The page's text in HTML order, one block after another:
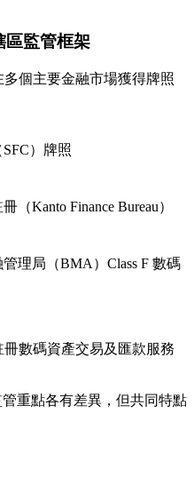
區監管框架
個主要金融市場獲得牌照
）牌照
Kanto Finance Bureau）
理局（BMA）Class F 數碼
數碼資產交易及匯款服務
重點各有差異，但共同特點